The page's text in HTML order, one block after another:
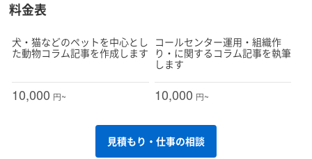
料金表
犬・猫などのペットを中心とし
た動物コラム記事を作成します
10,000 円~
コールセンター運用・組織作
り・に関するコラム記事を執筆
します
10,000 円~
見積もり・仕事の相談